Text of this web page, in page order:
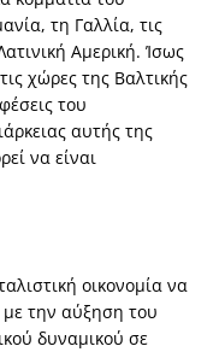
τη Γαλλία, τις
Αμερική. Ίσως
χώρες της Βαλτικής
του
αυτής της
να είναι
οικονομία να
την αύξηση του
δυναμικού σε